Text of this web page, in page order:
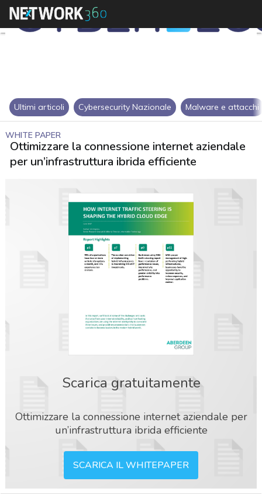
Ultimi articoli Cybersecurity Nazionale Malware e attacchi
WHITE PAPER
Ottimizzare la connessione internet aziendale
per un’infrastruttura ibrida efficiente
Scarica gratuitamente
Ottimizzare la connessione internet aziendale per
un’infrastruttura ibrida efficiente
SCARICA IL WHITEPAPER